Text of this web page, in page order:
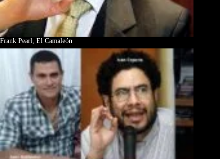
Frank Pearl, El Camaleón